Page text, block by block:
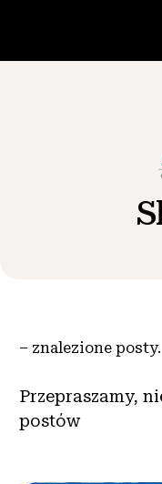
Zasoby dla
Wiadomości
– znalezione posty.
Przepraszamy,
postów